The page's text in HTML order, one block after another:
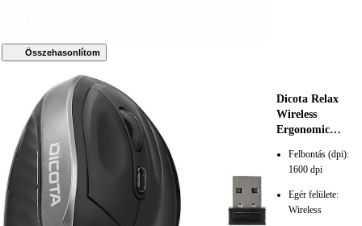
Összehasonlítom
Dicota Relax
Wireless
Ergonomic
216473, Egér
Felbontás (dpi):
1600 dpi
Egér felülete:
Wireless